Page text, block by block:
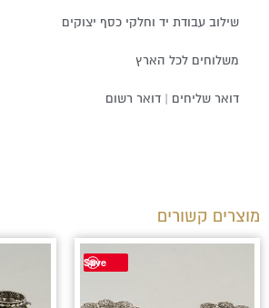
שילוב עבודת יד וחלקי כסף יצוקים
משלוחים לכל הארץ
דואר שליחים | דואר רשום
מוצרים קשורים
Save